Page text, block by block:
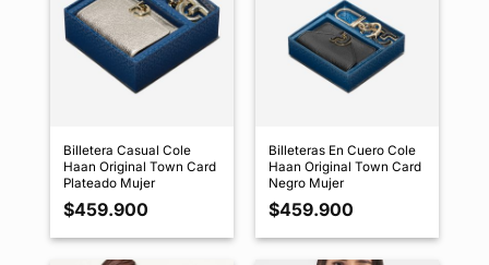
Billetera Casual Cole
Haan Original Town Card
Plateado Mujer
$459.900
Billeteras En Cuero Cole
Haan Original Town Card
Negro Mujer
$459.900